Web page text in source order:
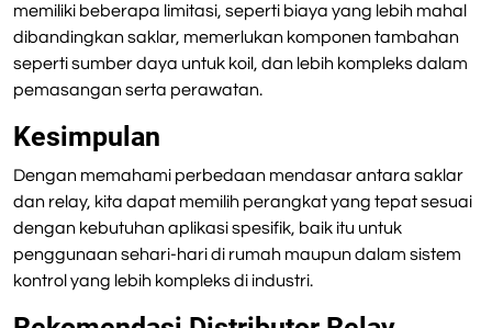
memiliki beberapa limitasi, seperti biaya yang lebih mahal
dibandingkan saklar, memerlukan komponen tambahan
seperti sumber daya untuk koil, dan lebih kompleks dalam
pemasangan serta perawatan.
Kesimpulan
Dengan memahami perbedaan mendasar antara saklar
dan relay, kita dapat memilih perangkat yang tepat sesuai
dengan kebutuhan aplikasi spesifik, baik itu untuk
penggunaan sehari-hari di rumah maupun dalam sistem
kontrol yang lebih kompleks di industri.